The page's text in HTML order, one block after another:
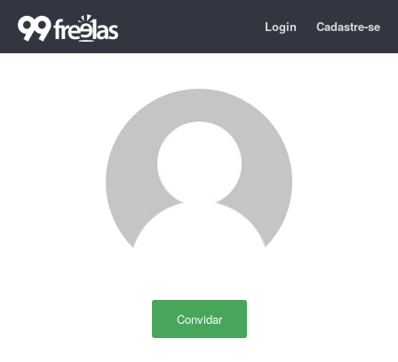
Login Cadastre-se
Convidar